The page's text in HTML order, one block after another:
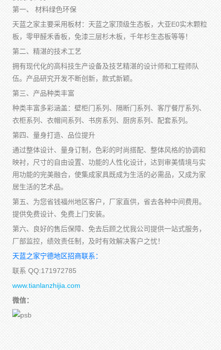
第一、 材料绿色环保
天蓝之家主要采用板材：天蓝之家顶级生态板，大亚E0实木颗粒
板，零甲醛禾香板，免漆三层杉木板，千年杉生态板等等！
第二、精湛的技术工艺
拥有现代化的高科技生产设备及技艺精湛的设计师和工程师队
伍。产品研究开发不断创新，款式新颖。
第三、产品种类丰富
种类丰富多彩涵盖：壁柜门系列、隔断门系列、客厅餐厅系列、
衣柜系列、衣帽间系列、书房系列、厨房系列、配套系列。
第四、量身打造、品位提升
通过整体设计、量身订制，色彩的时尚搭配、整体风格的协调和
映衬，尺寸的自由设置、功能的人性化设计，达到审美情境与实
用功能的完美融合，使集成家具既成为生活的必需品，又成为家
居生活的艺术品。
第五、为您省钱福州地区客户，厂家直供，省去各种中间费用。
提供免费设计、免费上门安装。
第六、良好的售后保障、免去后顾之忧我公司提供一站式服务，
厂部监控，绩效责任制，及时有效解决客户之忧！
天蓝之家宁德地区招商联系：
联系 QQ:171972785
www.tianlanzhijia.com
微信：